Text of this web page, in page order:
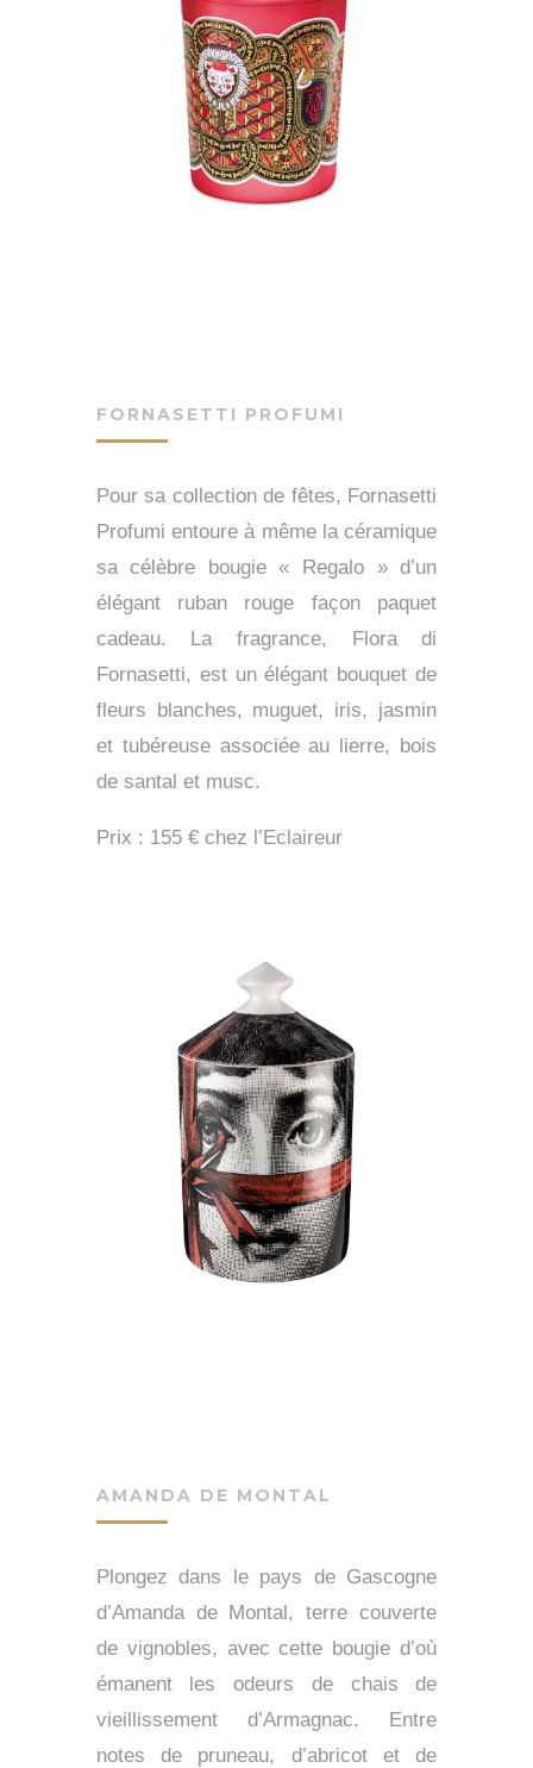
FORNASETTI PROFUMI
Pour sa collection de fêtes, Fornasetti
Profumi entoure à même la céramique
sa célèbre bougie « Regalo » d’un
élégant ruban rouge façon paquet
cadeau. La fragrance, Flora di
Fornasetti, est un élégant bouquet de
fleurs blanches, muguet, iris, jasmin
et tubéreuse associée au lierre, bois
de santal et musc.
Prix : 155 € chez l’Eclaireur
AMANDA DE MONTAL
Plongez dans le pays de Gascogne
d’Amanda de Montal, terre couverte
de vignobles, avec cette bougie d’où
émanent les odeurs de chais de
vieillissement d’Armagnac. Entre
notes de pruneau, d’abricot et de